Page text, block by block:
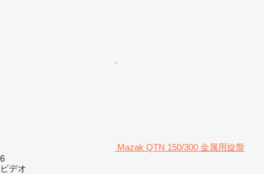
Mazak QTN 150/300 金属用旋盤
6
ビデオ